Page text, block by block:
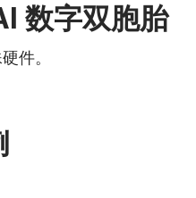
数字双胞胎
件。